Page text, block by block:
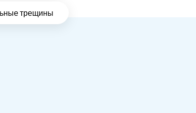
трещины